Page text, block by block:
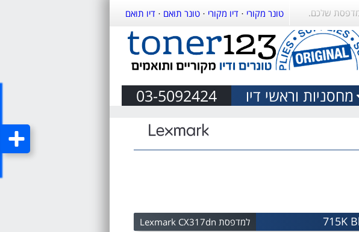
המדפסת שלכם. טונר מקורי · דיו מקורי · טונר תואם · דיו תואם
03-5092424 מחסניות וראשי דיו
למדפסת Lexmark CX317dn